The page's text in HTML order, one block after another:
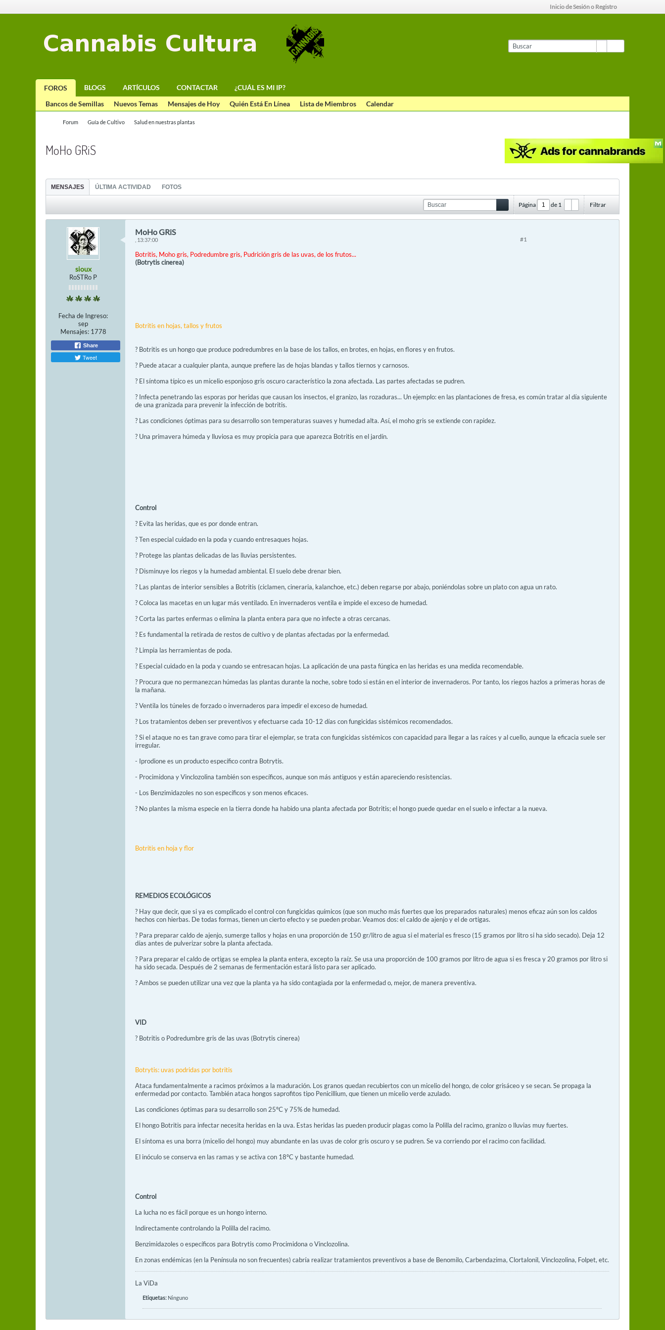
Inicio de Sesión o Registro
FOROS BLOGS ARTÍCULOS CONTACTAR
¿CUÁL ES MI IP?
Bancos de Semillas
Nuevos Temas Mensajes de Hoy Quién Está En Línea Lista de Miembros Calendar
Forum Guía de Cultivo Salud en nuestras plantas
MoHo GRiS
MENSAJES ÚLTIMA ACTIVIDAD FOTOS
Página de 1 Filtrar
sioux
RoSTRo P
Fecha de Ingreso:
sep
Mensajes: 1778
Share
Tweet
#1
MoHo GRiS
, 13:37:00
Botritis, Moho gris, Podredumbre gris, Pudrición gris de las uvas, de los frutos...
(Botrytis cinerea)
Botritis en hojas, tallos y frutos
? Botritis es un hongo que produce podredumbres en la base de los tallos, en brotes, en hojas, en flores y en frutos.
? Puede atacar a cualquier planta, aunque prefiere las de hojas blandas y tallos tiernos y carnosos.
? El síntoma típico es un micelio esponjoso gris oscuro característico la zona afectada. Las partes afectadas se pudren.
? Infecta penetrando las esporas por heridas que causan los insectos, el granizo, las rozaduras... Un ejemplo: en las plantaciones de fresa, es común tratar al día siguiente
de una granizada para prevenir la infección de botritis.
? Las condiciones óptimas para su desarrollo son temperaturas suaves y humedad alta. Así, el moho gris se extiende con rapidez.
? Una primavera húmeda y lluviosa es muy propicia para que aparezca Botritis en el jardín.
Control
? Evita las heridas, que es por donde entran.
? Ten especial cuidado en la poda y cuando entresaques hojas.
? Protege las plantas delicadas de las lluvias persistentes.
? Disminuye los riegos y la humedad ambiental. El suelo debe drenar bien.
? Las plantas de interior sensibles a Botritis (ciclamen, cineraria, kalanchoe, etc.) deben regarse por abajo, poniéndolas sobre un plato con agua un rato.
? Coloca las macetas en un lugar más ventilado. En invernaderos ventila e impide el exceso de humedad.
? Corta las partes enfermas o elimina la planta entera para que no infecte a otras cercanas.
? Es fundamental la retirada de restos de cultivo y de plantas afectadas por la enfermedad.
? Limpia las herramientas de poda.
? Especial cuidado en la poda y cuando se entresacan hojas. La aplicación de una pasta fúngica en las heridas es una medida recomendable.
? Procura que no permanezcan húmedas las plantas durante la noche, sobre todo si están en el interior de invernaderos. Por tanto, los riegos hazlos a primeras horas de
la mañana.
? Ventila los túneles de forzado o invernaderos para impedir el exceso de humedad.
? Los tratamientos deben ser preventivos y efectuarse cada 10-12 días con fungicidas sistémicos recomendados.
? Si el ataque no es tan grave como para tirar el ejemplar, se trata con fungicidas sistémicos con capacidad para llegar a las raíces y al cuello, aunque la eficacia suele ser
irregular.
- Iprodione es un producto específico contra Botrytis.
- Procimidona y Vinclozolina también son específicos, aunque son más antiguos y están apareciendo resistencias.
- Los Benzimidazoles no son específicos y son menos eficaces.
? No plantes la misma especie en la tierra donde ha habido una planta afectada por Botritis; el hongo puede quedar en el suelo e infectar a la nueva.
Botritis en hoja y flor
REMEDIOS ECOLÓGICOS
? Hay que decir, que si ya es complicado el control con fungicidas químicos (que son mucho más fuertes que los preparados naturales) menos eficaz aún son los caldos
hechos con hierbas. De todas formas, tienen un cierto efecto y se pueden probar. Veamos dos: el caldo de ajenjo y el de ortigas.
? Para preparar caldo de ajenjo, sumerge tallos y hojas en una proporción de 150 gr/litro de agua si el material es fresco (15 gramos por litro si ha sido secado). Deja 12
días antes de pulverizar sobre la planta afectada.
? Para preparar el caldo de ortigas se emplea la planta entera, excepto la raíz. Se usa una proporción de 100 gramos por litro de agua si es fresca y 20 gramos por litro si
ha sido secada. Después de 2 semanas de fermentación estará listo para ser aplicado.
? Ambos se pueden utilizar una vez que la planta ya ha sido contagiada por la enfermedad o, mejor, de manera preventiva.
VID
? Botritis o Podredumbre gris de las uvas (Botrytis cinerea)
Botrytis: uvas podridas por botritis
Ataca fundamentalmente a racimos próximos a la maduración. Los granos quedan recubiertos con un micelio del hongo, de color grisáceo y se secan. Se propaga la
enfermedad por contacto. También ataca hongos saprofitos tipo Penicillium, que tienen un micelio verde azulado.
Las condiciones óptimas para su desarrollo son 25ºC y 75% de humedad.
El hongo Botritis para infectar necesita heridas en la uva. Estas heridas las pueden producir plagas como la Polilla del racimo, granizo o lluvias muy fuertes.
El síntoma es una borra (micelio del hongo) muy abundante en las uvas de color gris oscuro y se pudren. Se va corriendo por el racimo con facilidad.
El inóculo se conserva en las ramas y se activa con 18ºC y bastante humedad.
Control
La lucha no es fácil porque es un hongo interno.
Indirectamente controlando la Polilla del racimo.
Benzimidazoles o específicos para Botrytis como Procimidona o Vinclozolina.
En zonas endémicas (en la Península no son frecuentes) cabría realizar tratamientos preventivos a base de Benomilo, Carbendazima, Clortalonil, Vinclozolina, Folpet, etc.
La ViDa
Etiquetas: Ninguno